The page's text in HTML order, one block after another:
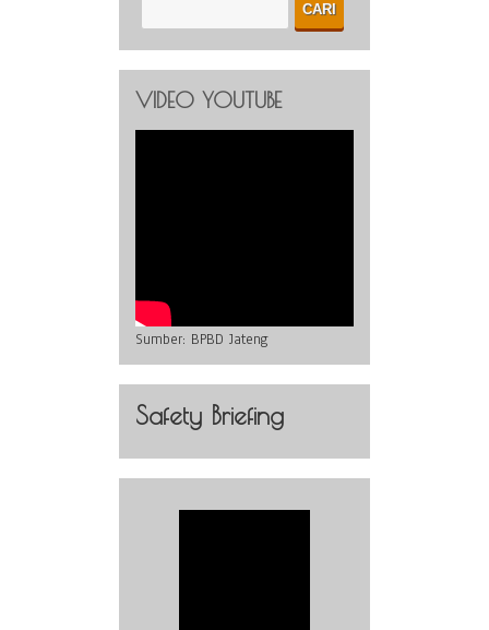
VIDEO YOUTUBE
Sumber: BPBD Jateng
Safety Briefing